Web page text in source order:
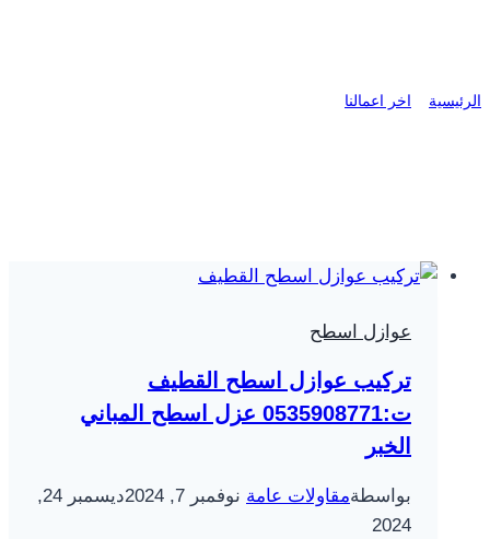
الرئيسية اخر اعمالنا
عوازل اسطح
تركيب عوازل اسطح القطيف
ت:0535908771 عزل اسطح المباني
الخبر
بواسطةمقاولات عامة نوفمبر 7, 2024
ديسمبر 24,
2024